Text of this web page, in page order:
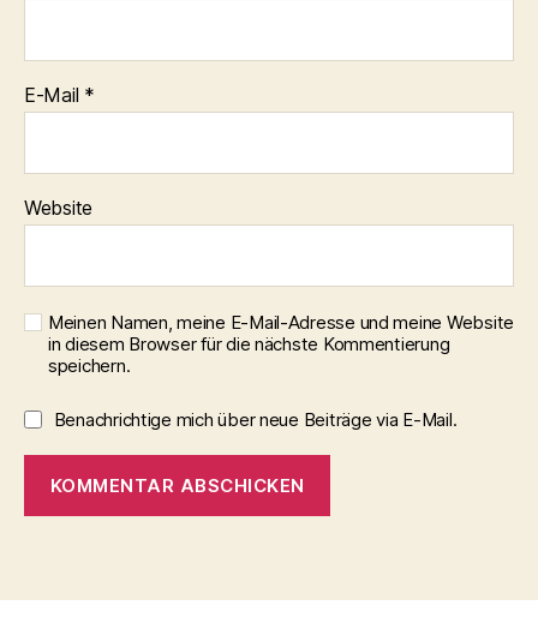
E-Mail *
Website
Meinen Namen, meine E-Mail-Adresse und meine Website
in diesem Browser für die nächste Kommentierung
speichern.
Benachrichtige mich über neue Beiträge via E-Mail.
t